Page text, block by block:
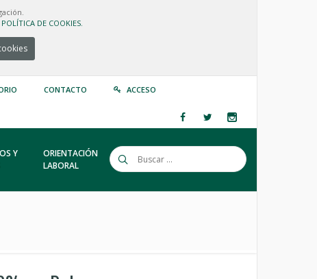
POLÍTICA DE COOKIES.
CONTACTO ACCESO
Y
ORIENTACIÓN
LABORAL